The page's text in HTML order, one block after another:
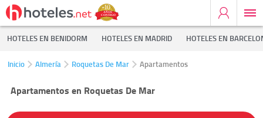
HOTELES EN BENIDORM HOTELES EN MADRID HOTELES EN
Inicio Almería Roquetas De Mar Apartamentos
Apartamentos en Roquetas De Mar